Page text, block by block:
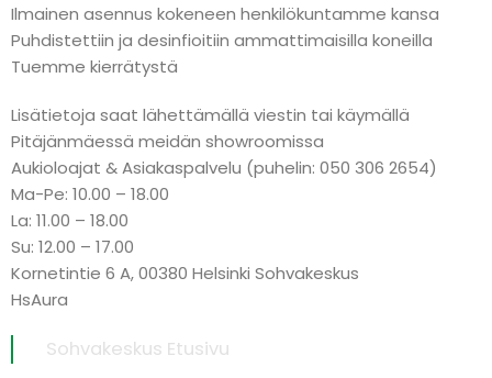
Ilmainen asennus kokeneen henkilökuntamme kansa
Puhdistettiin ja desinfioitiin ammattimaisilla koneilla
Tuemme kierrätystä
Lisätietoja saat lähettämällä viestin tai käymällä
Pitäjänmäessä meidän showroomissa
Aukioloajat & Asiakaspalvelu (puhelin: 050 306 2654)
Ma-Pe: 10.00 – 18.00
La: 11.00 – 18.00
Su: 12.00 – 17.00
Kornetintie 6 A, 00380 Helsinki Sohvakeskus
HsAura
Sohvakeskus Etusivu